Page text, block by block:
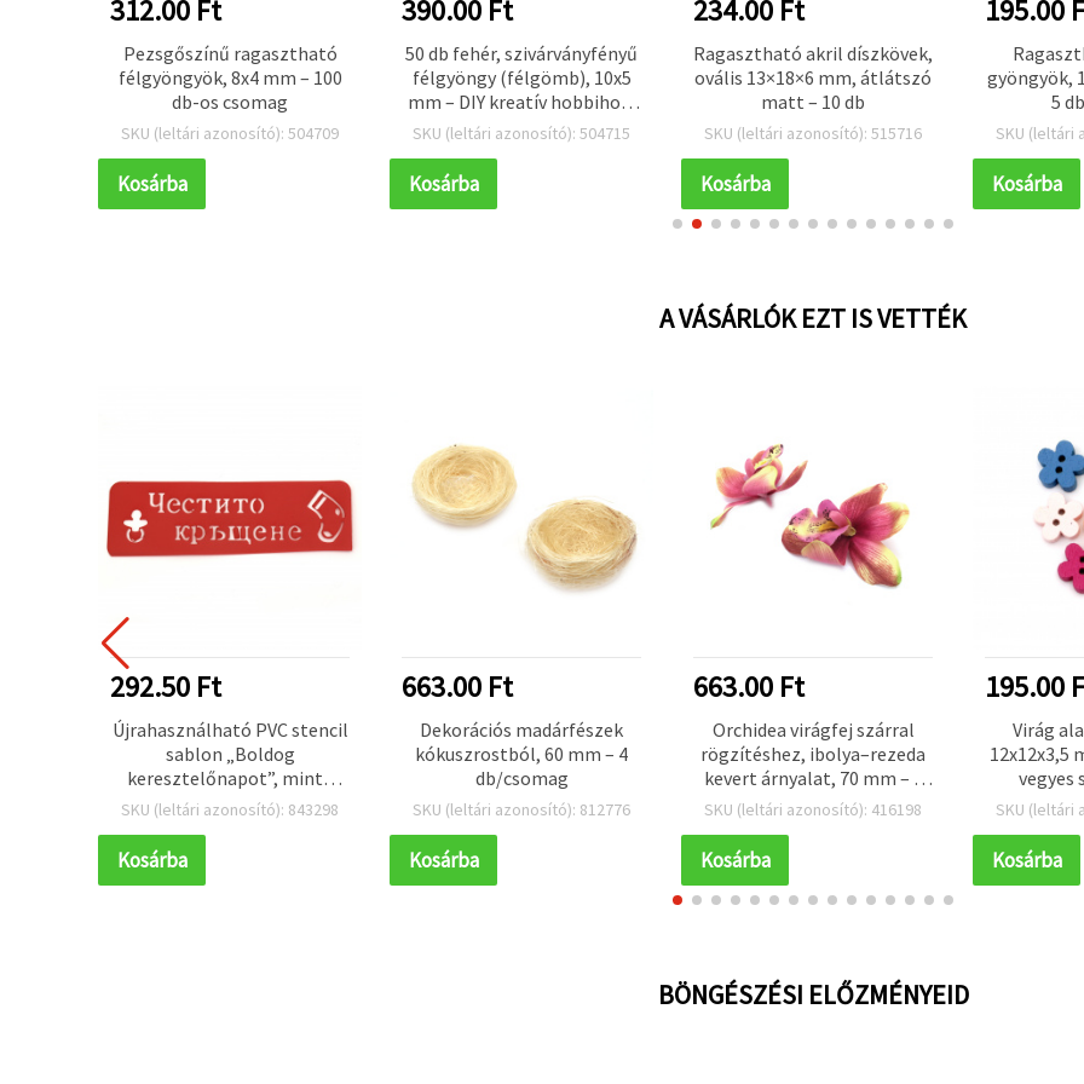
312.00 Ft
Pezsgőszínű ragasztható
félgyöngyök, 8x4 mm – 100
db-os csomag
SKU (leltári azonosító): 504709
Kosárba
390.00 Ft
50 db fehér, szivárványfényű
félgyöngy (félgömb), 10x5
mm – DIY kreatív hobbihoz,
ékszer-, ruházat- és
kiegészítő-díszítéshez
SKU (leltári azonosító): 504715
Kosárba
234.00 Ft
Ragasztható akril díszkövek,
ovális 13×18×6 mm, átlátszó
matt – 10 db
SKU (leltári azonosító): 515716
Kosárba
195.00
gyöngyök,
5
SKU (leltári
Kosárba
A VÁSÁRLÓK EZT IS VETTÉK
292.50 Ft
Újrahasználható PVC stencil
sablon „Boldog
keresztelőnapot”, minta
mérete: 13,6×3,5 cm
SKU (leltári azonosító): 843298
Kosárba
663.00 Ft
Dekorációs madárfészek
kókuszrostból, 60 mm – 4
db/csomag
SKU (leltári azonosító): 812776
Kosárba
663.00 Ft
Orchidea virágfej szárral
rögzítéshez, ibolya–rezeda
kevert árnyalat, 70 mm – 5
db
SKU (leltári azonosító): 416198
Kosárba
195.00
Virág
12x12x3,5
vegyes
SKU (leltári
Kosárba
BÖNGÉSZÉSI ELŐZMÉNYEID